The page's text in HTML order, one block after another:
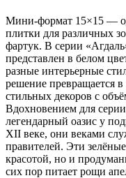
Мини-формат 15×15 —
плитки для различных
фартук. В серии
представлен в белом
разные интерьерные
решение превращается
стильных декоров с
Вдохновением для
легендарный оазис у
XII веке, они веками
правителей. Эти
красотой, но и
сих пор питает рощи